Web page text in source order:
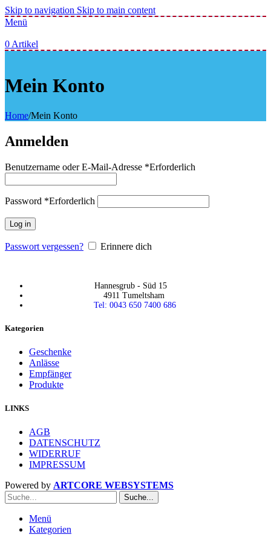
Skip to navigation Skip to main content
Menü
0 Artikel
Mein Konto
Home/Mein Konto
Anmelden
Benutzername oder E-Mail-Adresse *Erforderlich
Password *Erforderlich
Log in
Passwort vergessen? Erinnere dich
Hannesgrub - Süd 15
4911 Tumeltsham
Tel: 0043 650 7400 686
Kategorien
Geschenke
Anlässe
Empfänger
Produkte
LINKS
AGB
DATENSCHUTZ
WIDERRUF
IMPRESSUM
Powered by ARTCORE WEBSYSTEMS
Suche...
Menü
Kategorien